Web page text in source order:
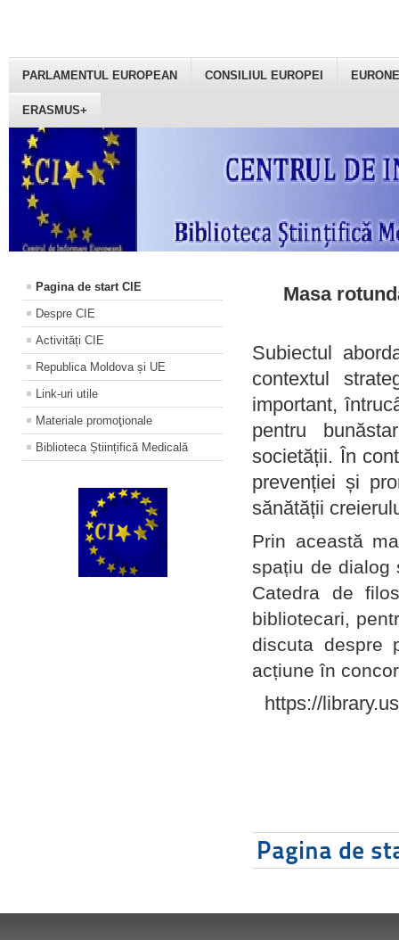
PARLAMENTUL EUROPEAN CONSILIUL EUROPEI
ERASMUS+
Pagina de start CIE
Despre CIE
Activități CIE
Republica Moldova și UE
Link-uri utile
Materiale promoţionale
Biblioteca Științifică Medicală
Masa
Subiectul
contextul
important,
pentru
societății. În
prevenției și
sănătății
Prin această
spațiu de dialog
Catedra de
bibliotecari,
discuta despre
acțiune în
https://
Pagina de